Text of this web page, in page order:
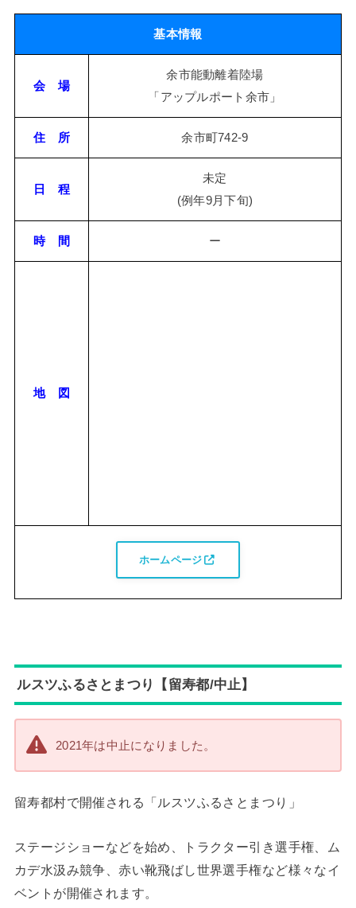
基本情報
会 場
余市能動離着陸場
「アップルポート余市」
住 所 余市町742-9
日 程
未定
(例年9月下旬)
時 間 ー
地 図
ホームページ
ルスツふるさとまつり【留寿都/中止】
2021年は中止になりました。
留寿都村で開催される「ルスツふるさとまつり」
ステージショーなどを始め、トラクター引き選手権、ム
カデ水汲み競争、赤い靴飛ばし世界選手権など様々なイ
ベントが開催されます。